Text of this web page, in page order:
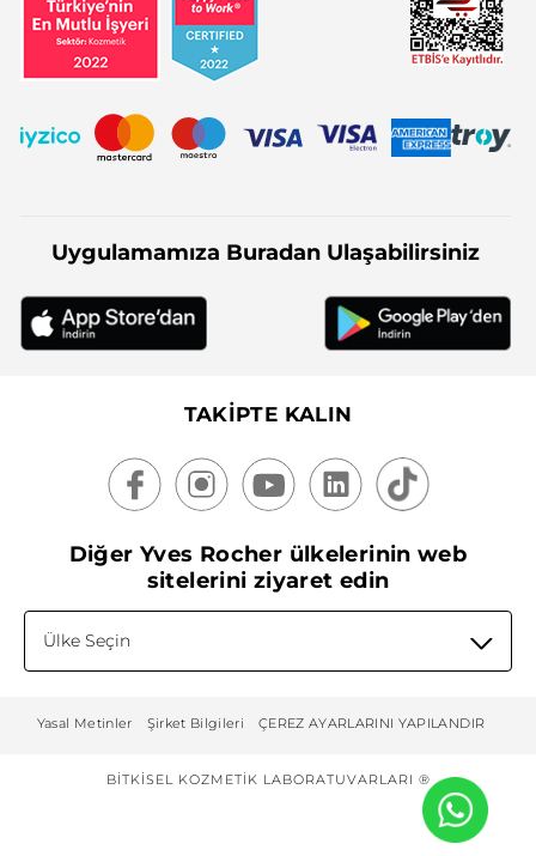
Uygulamamıza Buradan Ulaşabilirsiniz
TAKİPTE KALIN
Diğer Yves Rocher ülkelerinin web
sitelerini ziyaret edin
Ülke Seçin
Yasal Metinler Şirket Bilgileri ÇEREZ AYARLARINI YAPILANDIR
BITKISEL KOZMETIK LABORATUVARLARI ®